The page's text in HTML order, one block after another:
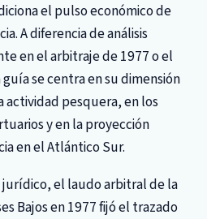
el pulso económico de
A diferencia de análisis
en el arbitraje de 1977 o el
se centra en su dimensión
actividad pesquera, en los
y en la proyección
en el Atlántico Sur.
el laudo arbitral de la
Bajos en 1977 fijó el trazado